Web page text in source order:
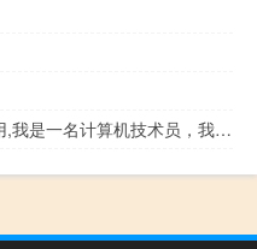
网络技术在大学机房管理中的运用,我是一名计算机技术员，我被派到国外的国土资源局坐在网络和机房里。...